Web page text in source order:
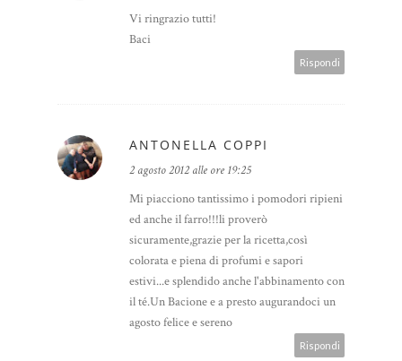
Vi ringrazio tutti!
Baci
Rispondi
ANTONELLA COPPI
2 agosto 2012 alle ore 19:25
Mi piacciono tantissimo i pomodori ripieni
ed anche il farro!!!li proverò
sicuramente,grazie per la ricetta,così
colorata e piena di profumi e sapori
estivi...e splendido anche l'abbinamento con
il té.Un Bacione e a presto augurandoci un
agosto felice e sereno
Rispondi